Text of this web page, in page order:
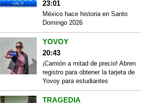
23:01
México hace historia en Santo
Domingo 2026
YOVOY
20:43
¡Camión a mitad de precio! Abren
registro para obtener la tarjeta de
Yovoy para estudiantes
TRAGEDIA